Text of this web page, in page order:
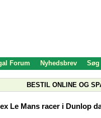
Forum Nyhedsbrev Søg
BESTIL ONLINE OG
Le Mans racer i Dunlop